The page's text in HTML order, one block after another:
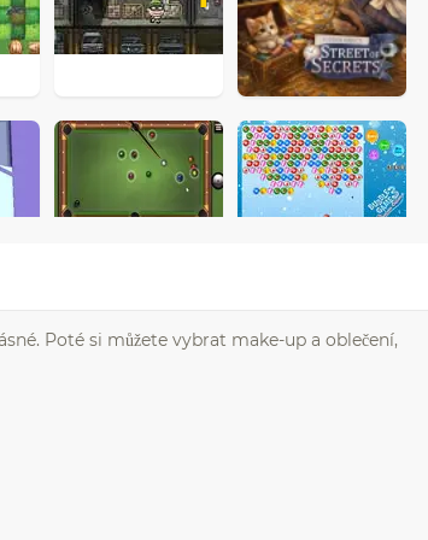
Poté si můžete vybrat make-up a oblečení,